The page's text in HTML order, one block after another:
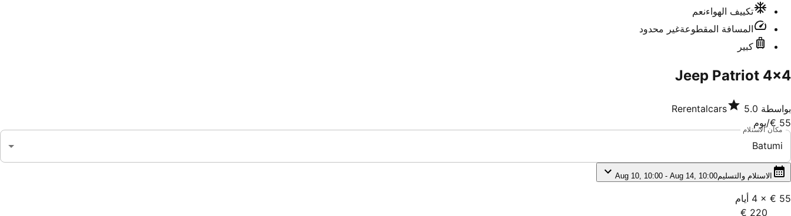
تكييف الهواءنعم
المسافة المقطوعةغير محدود
كبير
Jeep Patriot 4x4
بواسطة Rerentalcars
5.0
55 €
/يوم
مكان الاستلام
Batumi
الاستلام والتسليمAug 10, 10:00 - Aug 14, 10:00
55 €
×
4 أيام
220 €